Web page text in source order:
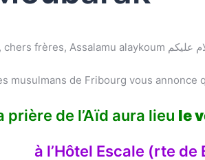
musulmans de Fribourg vous annonce
prière de l’Aïd aura lieu le
à l’Hôtel Escale (rte